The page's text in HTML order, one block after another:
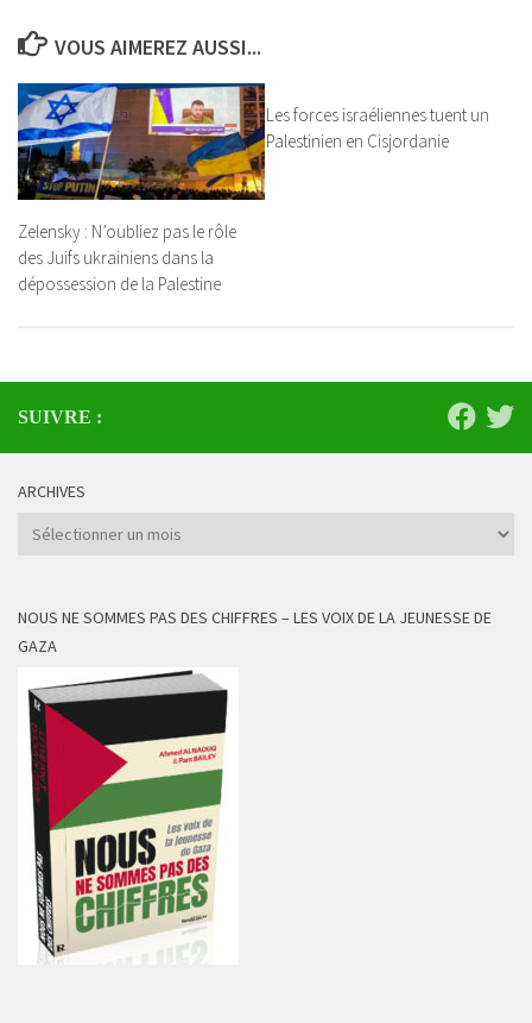
VOUS AIMEREZ AUSSI...
Zelensky : N’oubliez pas le rôle
des Juifs ukrainiens dans la
dépossession de la Palestine
Les forces israéliennes tuent un
Palestinien en Cisjordanie
SUIVRE :
ARCHIVES
Archives
NOUS NE SOMMES PAS DES CHIFFRES – LES VOIX DE LA JEUNESSE DE
GAZA